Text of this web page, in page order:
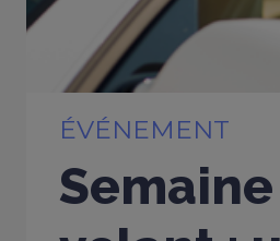
ÉVÉNEMENT